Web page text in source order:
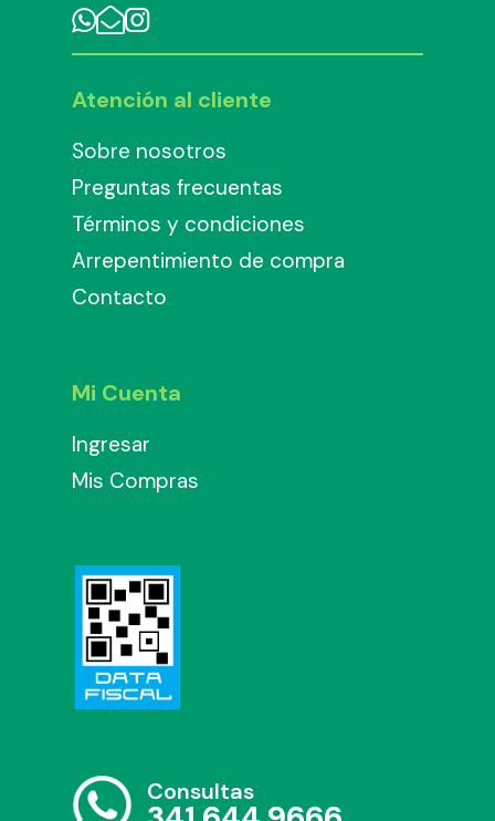
Atención al cliente
Sobre nosotros
Preguntas frecuentas
Términos y condiciones
Arrepentimiento de compra
Contacto
Mi Cuenta
Ingresar
Mis Compras
Consultas